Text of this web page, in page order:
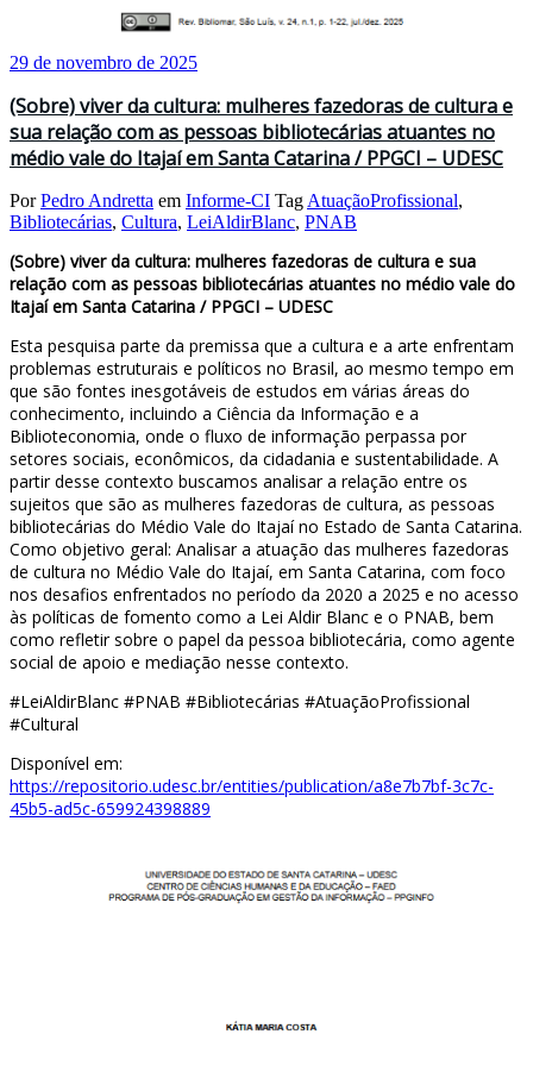
29 de novembro de 2025
(Sobre) viver da cultura: mulheres fazedoras de cultura e
sua relação com as pessoas bibliotecárias atuantes no
médio vale do Itajaí em Santa Catarina / PPGCI – UDESC
PorPedro Andretta em Informe-CI Tag AtuaçãoProfissional,
Bibliotecárias, Cultura, LeiAldirBlanc, PNAB
(Sobre) viver da cultura: mulheres fazedoras de cultura e sua
relação com as pessoas bibliotecárias atuantes no médio vale do
Itajaí em Santa Catarina / PPGCI – UDESC
Esta pesquisa parte da premissa que a cultura e a arte enfrentam
problemas estruturais e políticos no Brasil, ao mesmo tempo em
que são fontes inesgotáveis de estudos em várias áreas do
conhecimento, incluindo a Ciência da Informação e a
Biblioteconomia, onde o fluxo de informação perpassa por
setores sociais, econômicos, da cidadania e sustentabilidade. A
partir desse contexto buscamos analisar a relação entre os
sujeitos que são as mulheres fazedoras de cultura, as pessoas
bibliotecárias do Médio Vale do Itajaí no Estado de Santa Catarina.
Como objetivo geral: Analisar a atuação das mulheres fazedoras
de cultura no Médio Vale do Itajaí, em Santa Catarina, com foco
nos desafios enfrentados no período da 2020 a 2025 e no acesso
às políticas de fomento como a Lei Aldir Blanc e o PNAB, bem
como refletir sobre o papel da pessoa bibliotecária, como agente
social de apoio e mediação nesse contexto.
#LeiAldirBlanc #PNAB #Bibliotecárias #AtuaçãoProfissional
#Cultural
Disponível em:
https://repositorio.udesc.br/entities/publication/a8e7b7bf-3c7c-
45b5-ad5c-659924398889